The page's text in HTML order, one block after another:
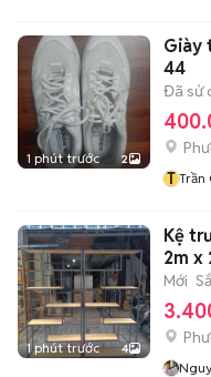
1 phút trước 2
Giày
44
Đã sử
T Trần
1 phút trước 4
Kệ
2m x
Mới